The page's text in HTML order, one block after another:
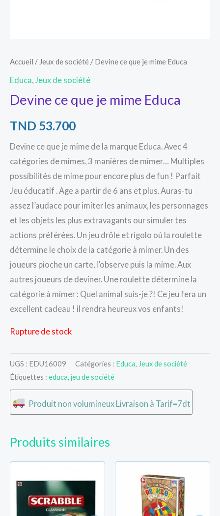
Accueil / Jeux de société / Devine ce que je mime Educa
Educa Jeux de société
Devine ce que je mime Educa
TND 53.700
Devine ce que je mime de la marque Educa. Avec 4
catégories de mimes, 3 manières de mimer… Multiples
possibilités de mime pour encore plus de fun ! Parfait
Jeu éducatif . Age a partir de 6 ans et plus. Auras-tu
assez l’audace pour imiter les animaux, les personnages
et les objets les plus extravagants our simuler tes
actions préférées. Un jeu drôle et rigolo où la roulette
détermine le choix de la catégorie à mimer. Un des
joueurs pioche un carte, l’observe puis la mime. Aux
autres joueurs de deviner. Une roulette détermine la
catégorie à mimer : Quel animal suis-je ?! Ce jeu fera un
excellent cadeau ! il rendra heureux vos enfants!
Rupture de stock
UGS : EDU16009 Catégories : Educa, Jeux de société
Étiquettes : educa, jeu de société
Produit non volumineux Livraison à Tarif=7dt
Produits similaires